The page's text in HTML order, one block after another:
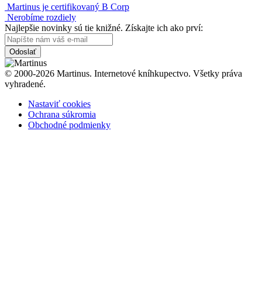
Martinus je certifikovaný B Corp
Nerobíme rozdiely
Najlepšie novinky sú tie knižné. Získajte ich ako prví:
Odoslať
© 2000-2026 Martinus. Internetové kníhkupectvo. Všetky práva
vyhradené.
Nastaviť cookies
Ochrana súkromia
Obchodné podmienky